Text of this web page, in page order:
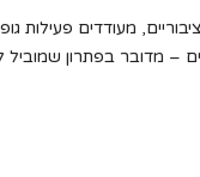
מעודדים פעילות
– מדובר בפתרון שמוביל